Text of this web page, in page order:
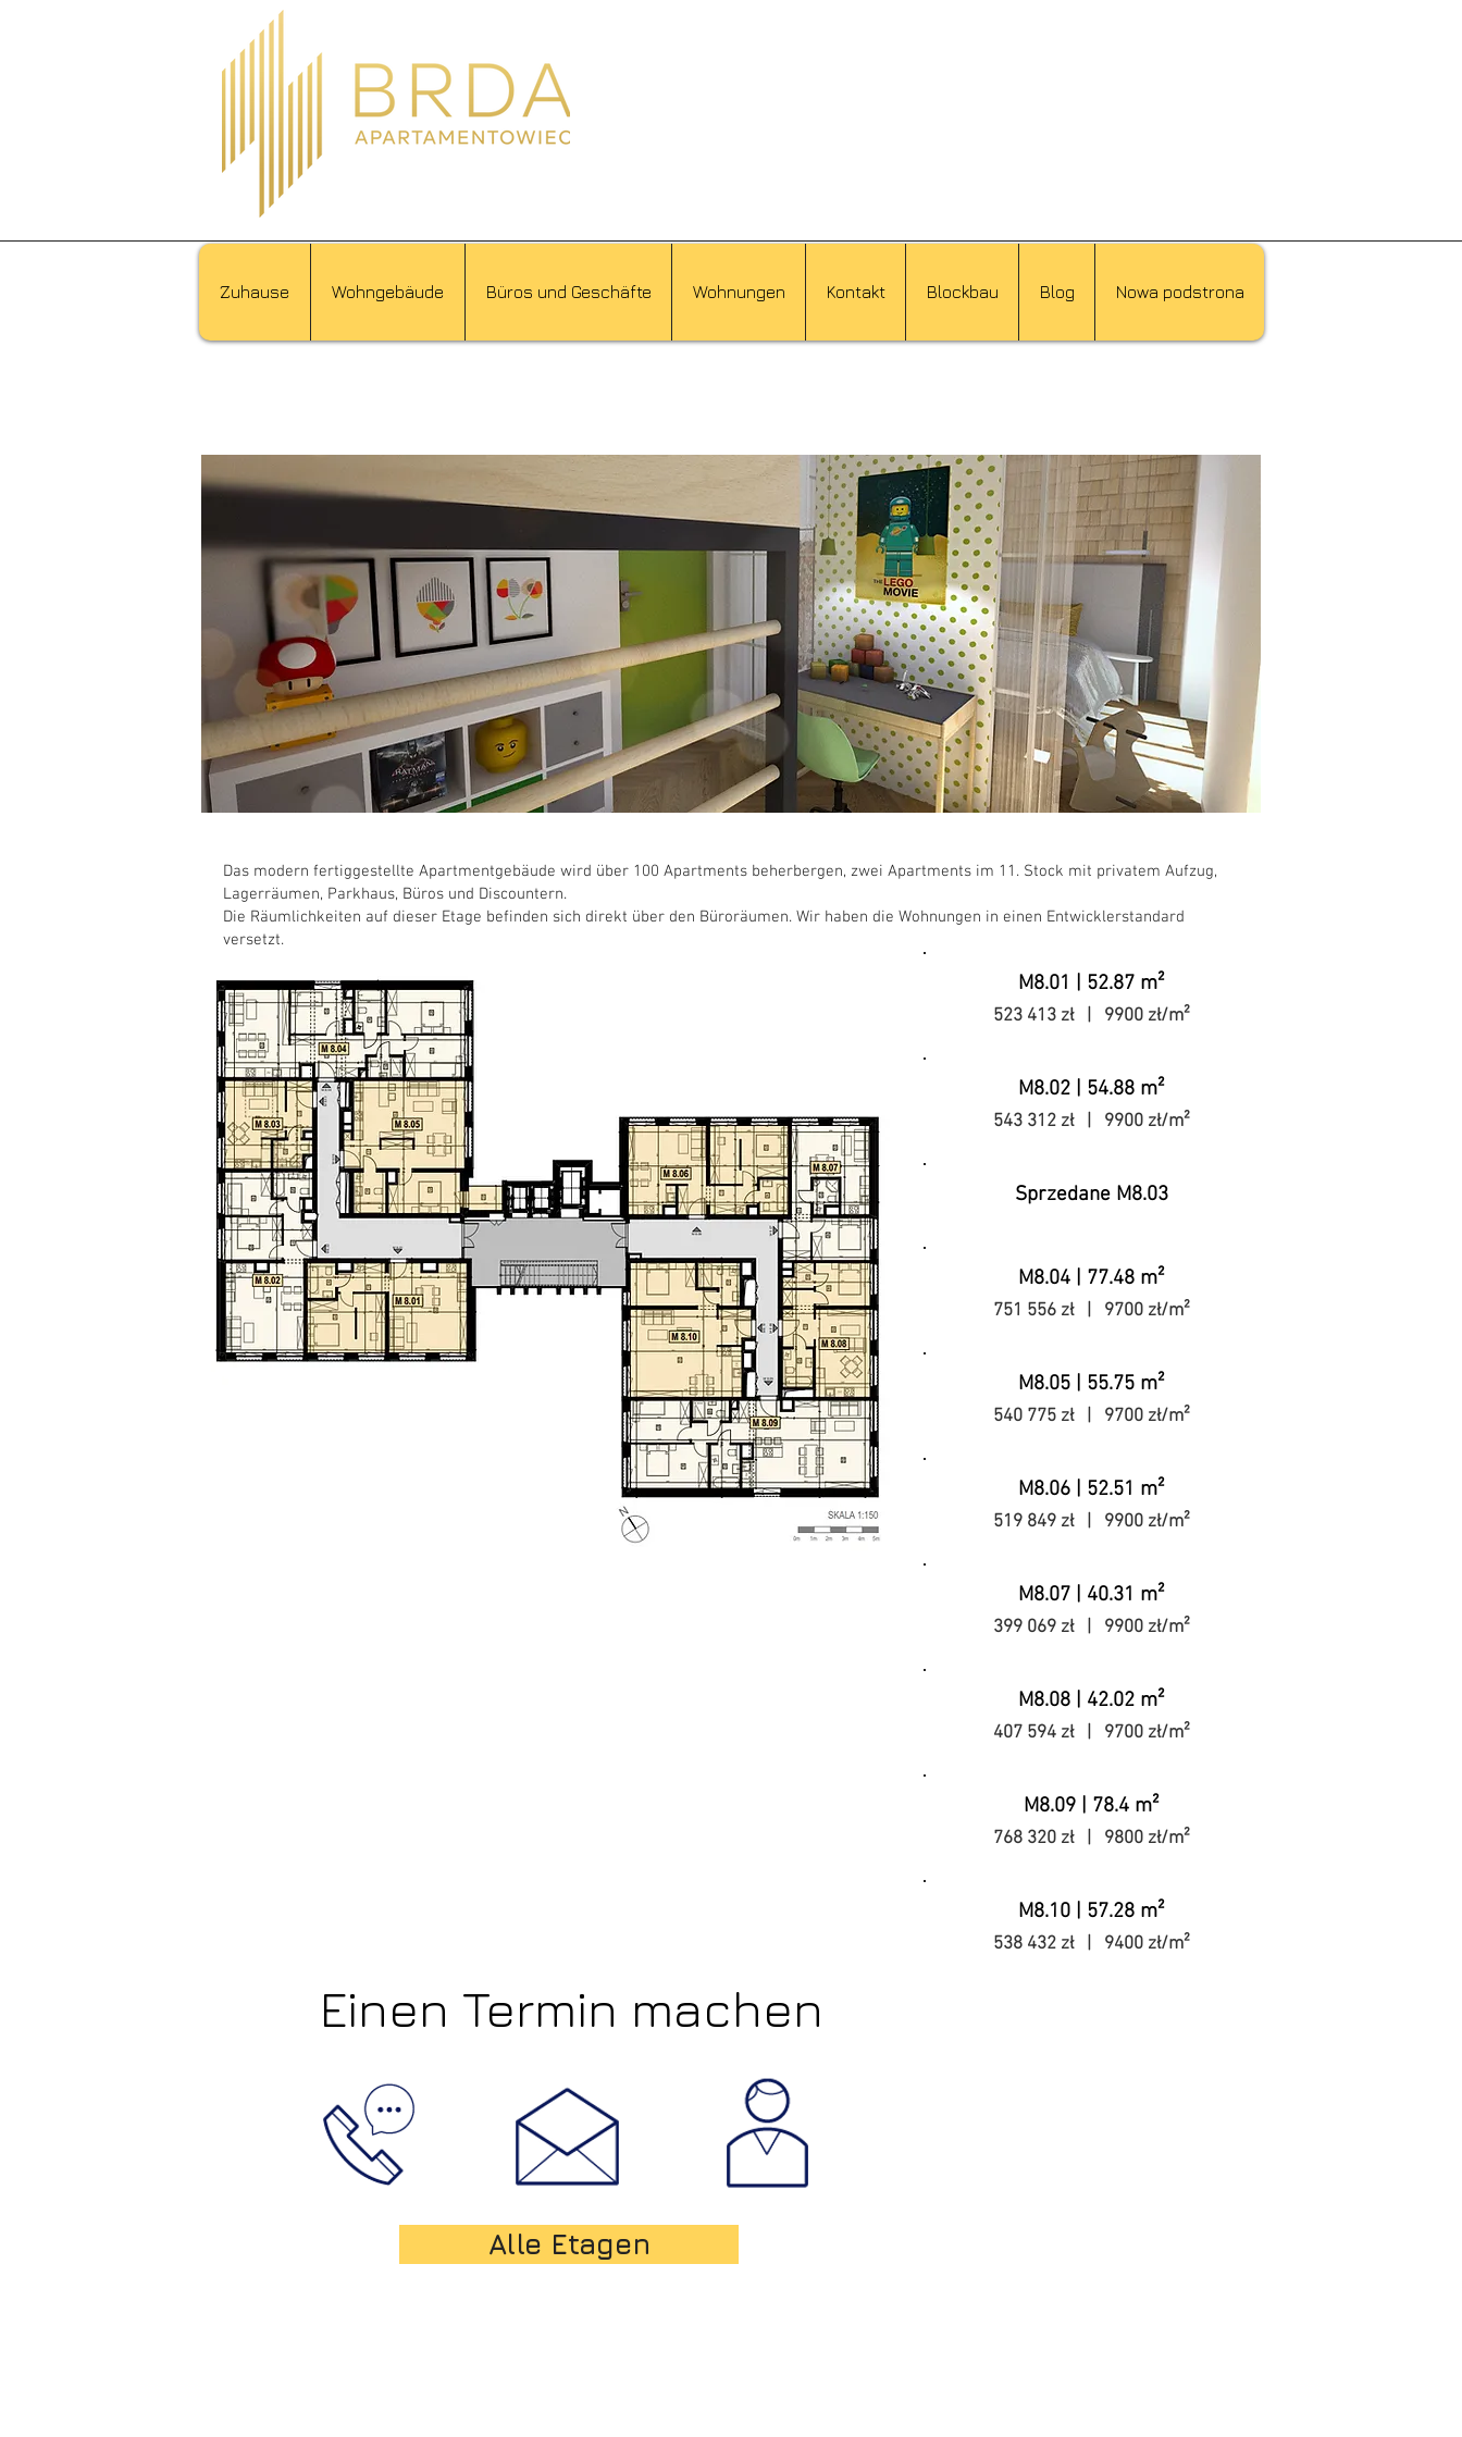
Zuhause Wohngebäude Büros und Geschäfte Wohnungen Kontakt Blockbau Blog Nowa podstrona
Das modern fertiggestellte Apartmentgebäude wird über 100 Apartments beherbergen, zwei Apartments im 11. Stock mit privatem Aufzug,
Lagerräumen, Parkhaus, Büros und Discountern.
Die Räumlichkeiten auf dieser Etage befinden sich direkt über den Büroräumen. Wir haben die Wohnungen in einen Entwicklerstandard
versetzt.
M8.01 | 52.87 m²
523 413 zł | 9900 zł/m²
M8.02 | 54.88 m²
543 312 zł | 9900 zł/m²
Sprzedane M8.03
M8.04 | 77.48 m²
751 556 zł | 9700 zł/m²
M8.05 | 55.75 m²
540 775 zł | 9700 zł/m²
M8.06 | 52.51 m²
519 849 zł | 9900 zł/m²
M8.07 | 40.31 m²
399 069 zł | 9900 zł/m²
M8.08 | 42.02 m²
407 594 zł | 9700 zł/m²
M8.09 | 78.4 m²
768 320 zł | 9800 zł/m²
M8.10 | 57.28 m²
538 432 zł | 9400 zł/m²
Einen Termin machen
Alle Etagen